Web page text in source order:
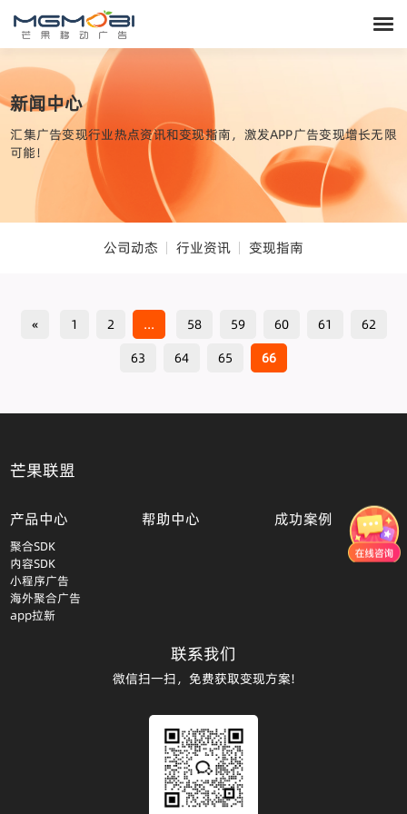
新闻中心
汇集广告变现行业热点资讯和变现指南，激发APP广告变现增长无限
可能！
公司动态 行业资讯 变现指南
« 1 2 ... 58 59 60 61
62
63
64 65 66
芒果联盟
产品中心
聚合SDK
内容SDK
小程序广告
海外聚合广告
app拉新
帮助中心 成功案例
联系我们
微信扫一扫，免费获取变现方案!